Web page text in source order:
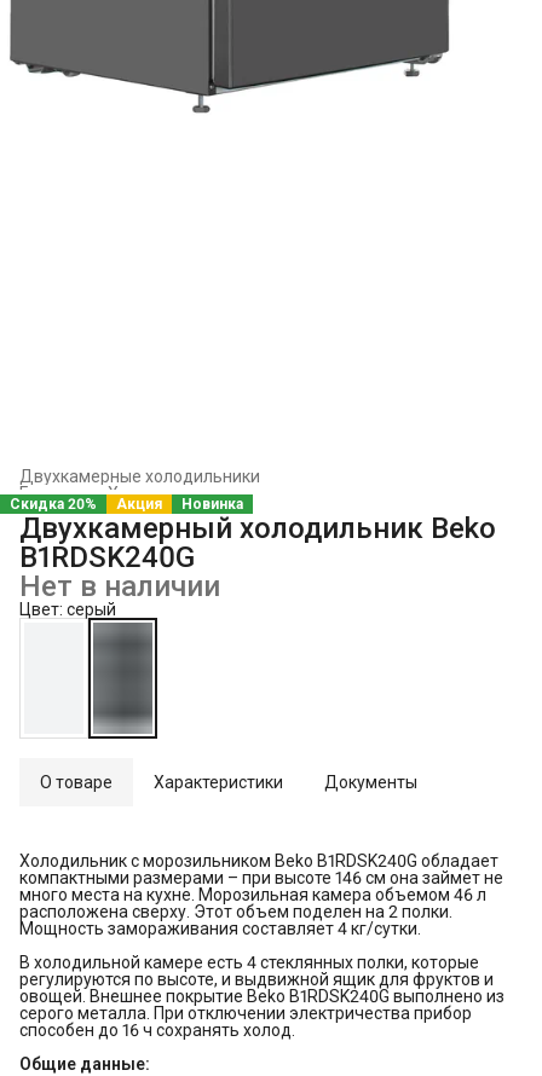
Двухкамерные холодильники
Холодильники и морозильники
Главная ›
Скидка 20% Акция Новинка
Двухкамерный холодильник Beko
B1RDSK240G
Нет в наличии
Цвет: серый
О товаре Характеристики Документы
Холодильник с морозильником Beko B1RDSK240G обладает
компактными размерами – при высоте 146 см она займет не
много места на кухне. Морозильная камера объемом 46 л
расположена сверху. Этот объем поделен на 2 полки.
Мощность замораживания составляет 4 кг/сутки.
В холодильной камере есть 4 стеклянных полки, которые
регулируются по высоте, и выдвижной ящик для фруктов и
овощей. Внешнее покрытие Beko B1RDSK240G выполнено из
серого металла. При отключении электричества прибор
способен до 16 ч сохранять холод.
Общие данные: